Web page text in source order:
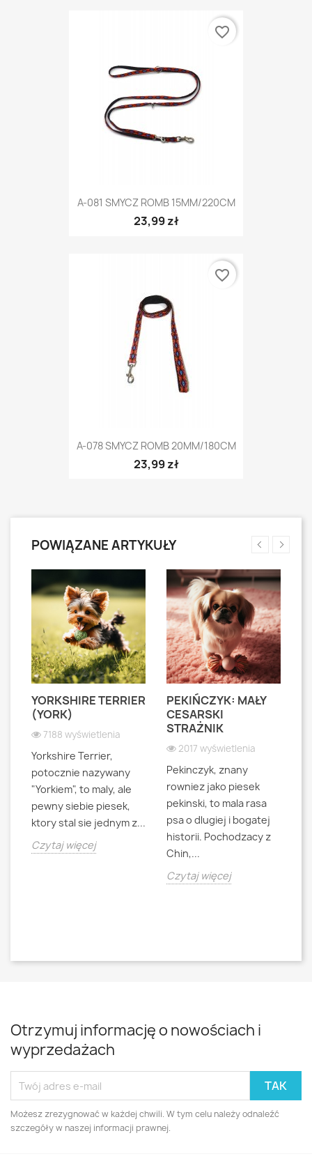
A-081 SMYCZ ROMB 15MM/220CM
23,99 zł
favorite_border
A-078 SMYCZ ROMB 20MM/180CM
23,99 zł
favorite_border
POWIĄZANE ARTYKUŁY
YORKSHIRE TERRIER
(YORK)
7188 wyświetlenia
Yorkshire Terrier,
potocznie nazywany
"Yorkiem", to maly, ale
pewny siebie piesek,
ktory stal sie jednym z...
Czytaj więcej
PEKIŃCZYK: MAŁY
CESARSKI
STRAŻNIK
2017 wyświetlenia
Pekinczyk, znany
rowniez jako piesek
pekinski, to mala rasa
psa o dlugiej i bogatej
historii. Pochodzacy z
Chin,...
Czytaj więcej
Otrzymuj informację o nowościach i
wyprzedażach
Możesz zrezygnować w każdej chwili. W tym celu należy odnaleźć
szczegóły w naszej informacji prawnej.